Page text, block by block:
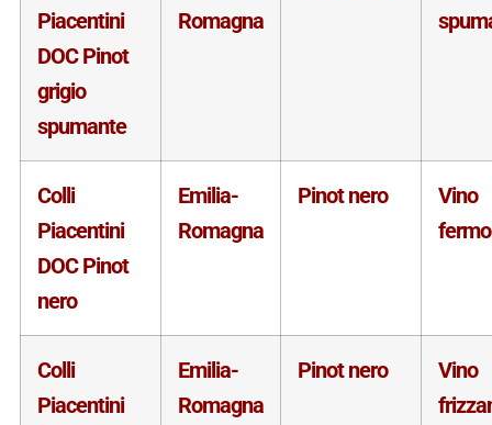
Piacentini
DOC Pinot
grigio
spumante
Romagna
Colli
Piacentini
DOC Pinot
nero
Emilia-
Romagna
Pinot nero
Vino
fermo
Colli
Piacentini
Emilia-
Romagna
Pinot nero
Vino